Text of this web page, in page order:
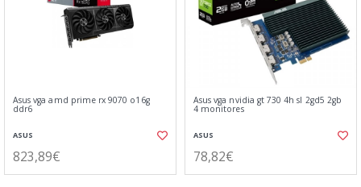
Asus vga amd prime rx 9070 o16g
ddr6
ASUS
823,89€
Asus vga nvidia gt 730 4h sl 2gd5 2gb
4 monitores
ASUS
78,82€